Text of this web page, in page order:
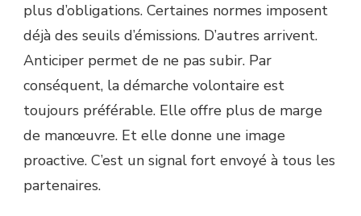
plus d’obligations. Certaines normes imposent
déjà des seuils d’émissions. D’autres arrivent.
Anticiper permet de ne pas subir. Par
conséquent, la démarche volontaire est
toujours préférable. Elle offre plus de marge
de manœuvre. Et elle donne une image
proactive. C’est un signal fort envoyé à tous les
partenaires.